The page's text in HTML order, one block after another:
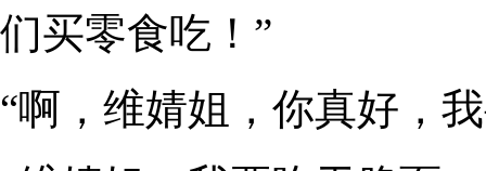
们买零食吃！”
“啊，维婧姐，你真好，